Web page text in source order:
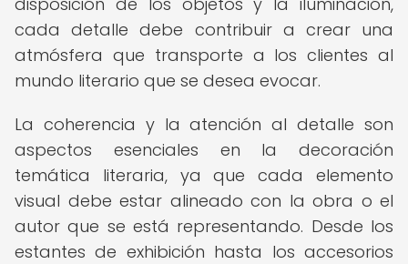
cada detalle debe contribuir a crear una
atmósfera que transporte a los clientes al
mundo literario que se desea evocar.
La coherencia y la atención al detalle son
aspectos esenciales en la decoración
temática literaria, ya que cada elemento
visual debe estar alineado con la obra o el
autor que se está representando. Desde los
estantes de exhibición hasta los accesorios